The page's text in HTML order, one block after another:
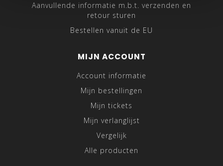
Aanvullende informatie m.b.t. verzenden en
retour sturen
Bestellen vanuit de EU
MIJN ACCOUNT
Account informatie
Mijn bestellingen
Mijn tickets
Mijn verlanglijst
Vergelijk
Alle producten